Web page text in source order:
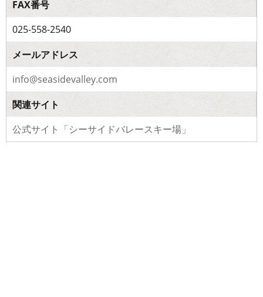
FAX番号
025-558-2540
メールアドレス
info@seasidevalley.com
関連サイト
公式サイト「シーサイドバレースキー場」